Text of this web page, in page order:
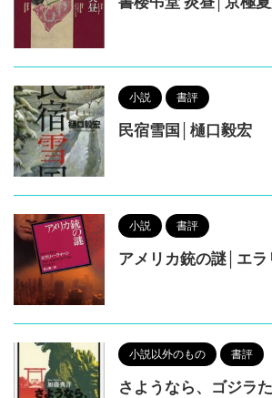
小説 書評
民宿雪国│樋口毅宏
小説 書評
アメリカ銃の謎│エ
小説以外のもの 書評
さようなら、ゴジラ